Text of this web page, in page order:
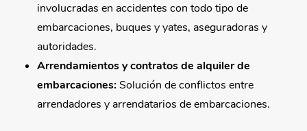
involucradas en accidentes con todo tipo de
embarcaciones, buques y yates, aseguradoras y
autoridades.
Arrendamientos y contratos de alquiler de
embarcaciones: Solución de conflictos entre
arrendadores y arrendatarios de embarcaciones.